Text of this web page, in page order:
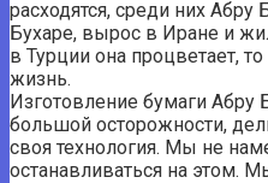
расходятся, среди них
Бухаре, вырос в Иране и
в Турции она процветает,
жизнь.
Изготовление бумаги
большой осторожности,
своя технология. Мы не
останавливаться на этом.